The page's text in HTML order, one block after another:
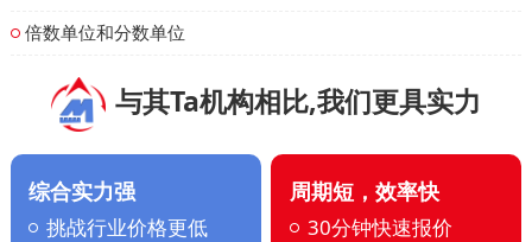
倍数单位和分数单位
与其Ta机构相比,我们更具实力
综合实力强
挑战行业价格更低
周期短，效率快
30分钟快速报价